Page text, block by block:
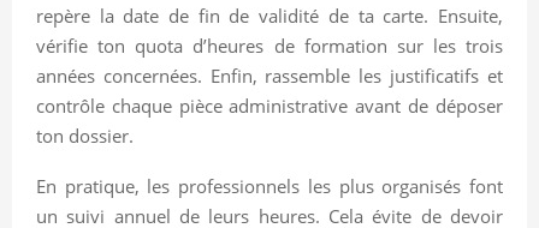
repère la date de fin de validité de ta carte. Ensuite,
vérifie ton quota d’heures de formation sur les trois
années concernées. Enfin, rassemble les justificatifs et
contrôle chaque pièce administrative avant de déposer
ton dossier.
En pratique, les professionnels les plus organisés font
un suivi annuel de leurs heures. Cela évite de devoir